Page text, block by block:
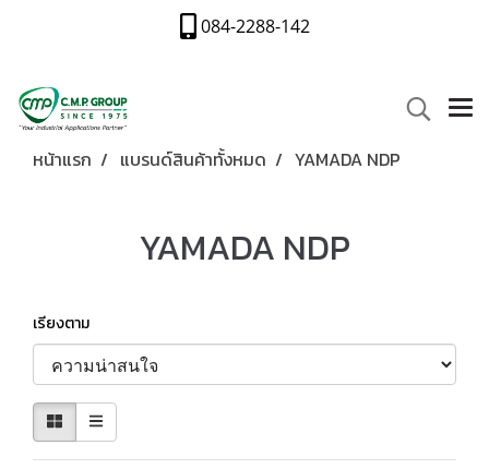
084-2288-142
หน้าแรก แบรนด์สินค้าทั้งหมด YAMADA NDP
YAMADA NDP
เรียงตาม